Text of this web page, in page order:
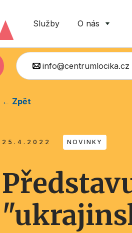
Služby O nás
info@centrumlocika.cz
← Zpět
25.4.2022 NOVINKY